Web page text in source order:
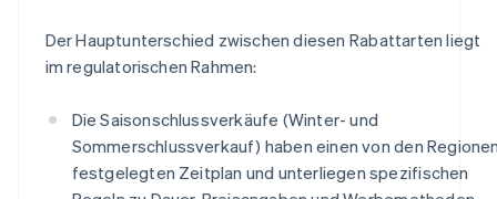
Der Hauptunterschied zwischen diesen Rabattarten liegt
im regulatorischen Rahmen:
Die Saisonschlussverkäufe (Winter- und
Sommerschlussverkauf) haben einen von den
festgelegten Zeitplan und unterliegen spezifischen